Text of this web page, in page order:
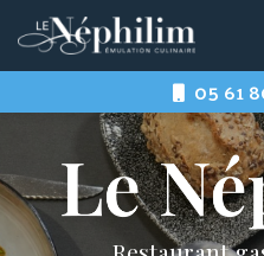
contenu
principal 05 61